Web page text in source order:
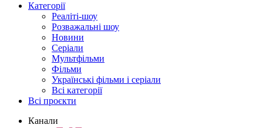
Категорії
Реаліті-шоу
Розважальні шоу
Новини
Серіали
Мультфільми
Фільми
Українські фільми і серіали
Всі категорії
Всі проєкти
Канали